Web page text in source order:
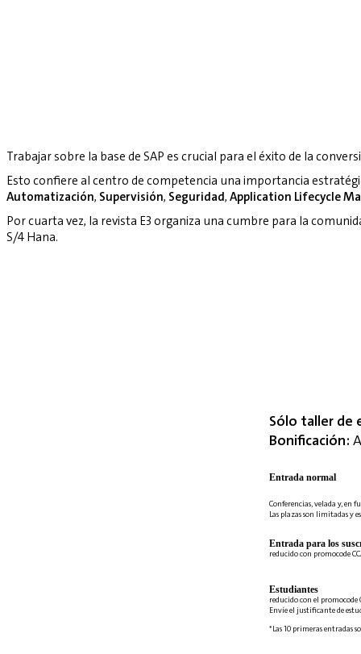
Trabajar sobre la base de SAP es crucial para el éxito de la
Esto confiere al centro de competencia una importancia
Automatización, Supervisión, Seguridad, Application Lifecycle
Por cuarta vez, la revista E3 organiza una cumbre para la
S/4 Hana.
Sólo taller de
Bonificación:
Entrada normal
Conferencias, velada y, en
Las plazas son limitadas y
Entrada para los
reducido con promocode
Estudiantes
reducido con el promocode
Envíe el justificante de
*Las 10 primeras entradas